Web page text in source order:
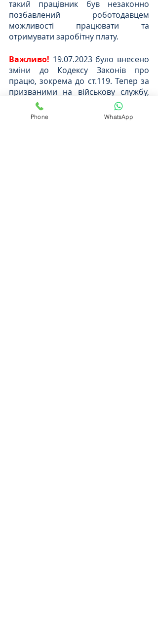
такий працівник був незаконно
позбавлений роботодавцем
можливості працювати та
отримувати заробітну плату.
Важливо! 19.07.2023 було внесено
зміни до Кодексу Законів про
працю, зокрема до ст.119. Тепер за
призваними на військову службу,
мобілізованими або тими, хто
служить за контрактом зберігається
Phone WhatsApp